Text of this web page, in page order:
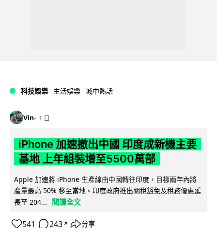
科技娛樂 生活娛樂 城中熱話
Vin 1 日
iPhone 加速撤出中國 印度成新機主要
基地 上年組裝增至5500萬部
Apple 加速將 iPhone 生產線由中國轉往印度，目標兩年內將
產量最高 50% 移至當地。印度政府推出關稅豁免及稅務優惠延
長至 204...
閱讀全文
541 243 ↗ 分享